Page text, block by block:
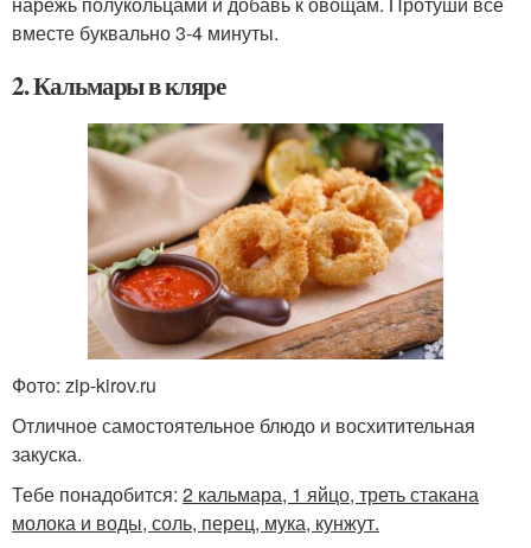
вместе буквально 3-4 минуты.
2. Кальмары в кляре
Фото: zip-kirov.ru
Отличное самостоятельное блюдо и восхитительная
закуска.
Тебе понадобится: 2 кальмара, 1 яйцо, треть стакана
молока и воды, соль, перец, мука, кунжут.